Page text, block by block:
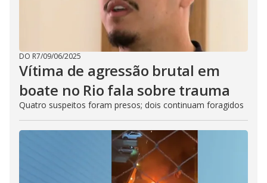
DO R7/09/06/2025
Vítima de agressão brutal em
boate no Rio fala sobre trauma
Quatro suspeitos foram presos; dois continuam foragidos